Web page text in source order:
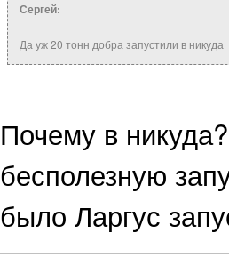
Сергей:
Да уж 20 тонн добра запустили в никуда
Почему в
бесполезную
было Ларгус